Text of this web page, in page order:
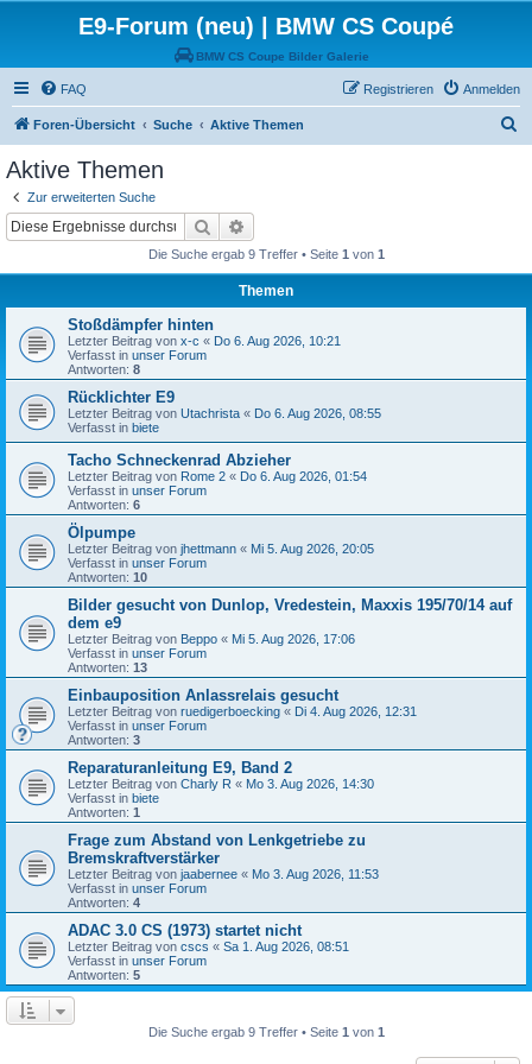
E9-Forum (neu) | BMW CS Coupé
BMW CS Coupe Bilder Galerie
FAQ Anmelden
Registrieren
Foren-Übersicht Suche Aktive Themen
Aktive Themen
Zur erweiterten Suche
Suche
Die Suche ergab 9 Treffer • Seite 1 von 1
Themen
Stoßdämpfer hinten
Letzter Beitrag von x-c « Do 6. Aug 2026, 10:21
Verfasst in unser Forum
Antworten: 8
Rücklichter E9
Letzter Beitrag von Utachrista « Do 6. Aug 2026, 08:55
Verfasst in biete
Tacho Schneckenrad Abzieher
Letzter Beitrag von Rome 2 « Do 6. Aug 2026, 01:54
Verfasst in unser Forum
Antworten: 6
Ölpumpe
Letzter Beitrag von jhettmann « Mi 5. Aug 2026, 20:05
Verfasst in unser Forum
Antworten: 10
Bilder gesucht von Dunlop, Vredestein, Maxxis 195/70/14 auf
dem e9
Letzter Beitrag von Beppo « Mi 5. Aug 2026, 17:06
Verfasst in unser Forum
Antworten: 13
Einbauposition Anlassrelais gesucht
Letzter Beitrag von ruedigerboecking « Di 4. Aug 2026, 12:31
Verfasst in unser Forum
Antworten: 3
Reparaturanleitung E9, Band 2
Letzter Beitrag von Charly R « Mo 3. Aug 2026, 14:30
Verfasst in biete
Antworten: 1
Frage zum Abstand von Lenkgetriebe zu
Bremskraftverstärker
Letzter Beitrag von jaabernee « Mo 3. Aug 2026, 11:53
Verfasst in unser Forum
Antworten: 4
ADAC 3.0 CS (1973) startet nicht
Letzter Beitrag von cscs « Sa 1. Aug 2026, 08:51
Verfasst in unser Forum
Antworten: 5
Die Suche ergab 9 Treffer • Seite 1 von 1